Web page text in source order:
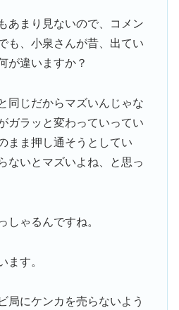
まり見ないので、コメン
も、小泉さんが昔、出てい
が違いますか？
同じだからマズいんじゃな
ガラッと変わっていってい
まま押し通そうとしてい
ないとマズいよね、と思っ
ゃるんですね。
ます。
にケンカを売らないよう